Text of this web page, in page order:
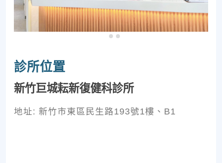
診所位置
新竹巨城耘新復健科診所
地址: 新竹市東區民生路193號1樓、B1